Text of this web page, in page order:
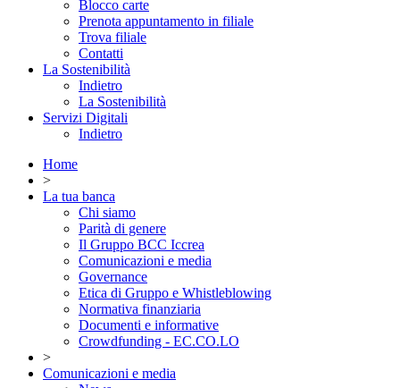
Blocco carte
Prenota appuntamento in filiale
Trova filiale
Contatti
La Sostenibilità
Indietro
La Sostenibilità
Servizi Digitali
Indietro
Home
>
La tua banca
Chi siamo
Parità di genere
Il Gruppo BCC Iccrea
Comunicazioni e media
Governance
Etica di Gruppo e Whistleblowing
Normativa finanziaria
Documenti e informative
Crowdfunding - EC.CO.LO
>
Comunicazioni e media